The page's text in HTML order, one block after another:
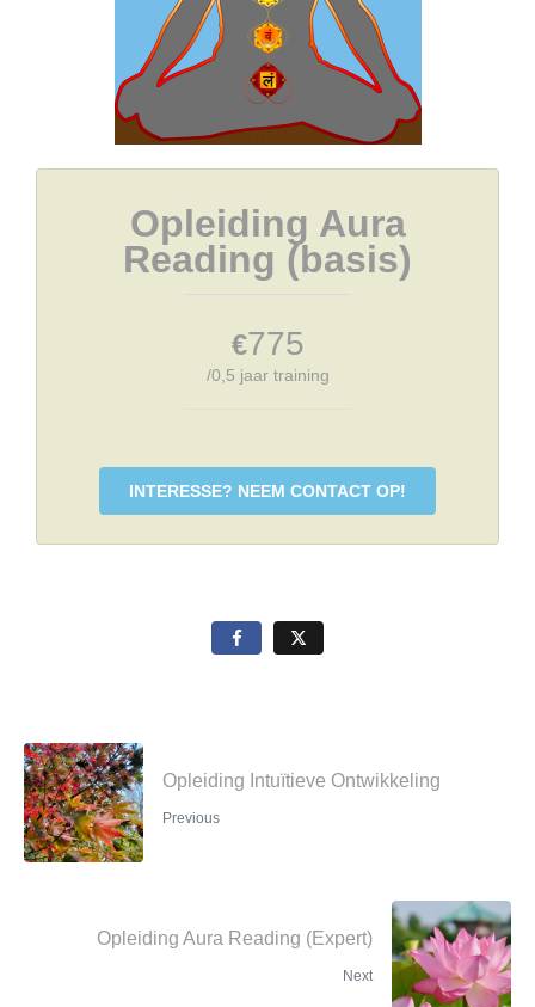
Opleiding Aura
Reading (basis)
€775
/0,5 jaar training
INTERESSE? NEEM CONTACT OP!
Opleiding Intuïtieve Ontwikkeling
Previous
Opleiding Aura Reading (Expert)
Next